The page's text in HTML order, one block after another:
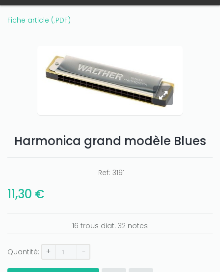
Fiche article (.PDF)
Harmonica grand modèle Blues
Ref: 3191
11,30 €
16 trous diat. 32 notes
Quantité: + -
Only play atJoo casino
amount on your credits!